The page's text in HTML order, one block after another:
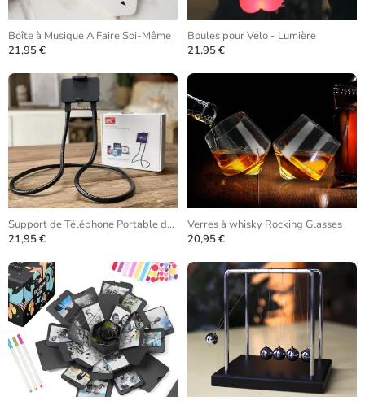
Boîte à Musique A Faire Soi-Même
21,95 €
Boules pour Vélo - Lumière
21,95 €
Support de Téléphone Portable de Cou
21,95 €
Verres à whisky Rocking Glasses
20,95 €